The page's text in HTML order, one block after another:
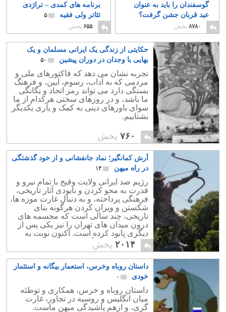
گوسفندان را باید به عنوان
عید قربان جشن گرفت؟
۵۰
۸۷۸۰ پخش
برنامه های کمدی – تراژدی
تئاتر ولی فقیه
۵
۶۵۵ پخش
حکایتی از زندگی یک ایرانی مسلمان و یک
بهایی با وجدان در دوران پیشین
۵۰
تجربه نشان می دهد که فاکتورهای ملی و
مردمی که به آداب، رسوم، آیین، و فرهنگ
بستگی دارد می تواند رمز اتحاد و یگانگی
ما باشد، و در روزهای سختی هرکدام از ما
سوای باورهای دینی به کمک و یاری یکدیگر
بشتابیم.
۷۶۰ پخش
آرش کمانگیر؛ نماد جانفشانی و از خود گذشتگی
در راه میهن
۱۴
رژیم ضد ایرانی ولایت وقیح با تمام نیرو و
قدرت به محو کردن و نابودی آثار تاریخی،
فرهنگی پرداخته، و به دنبال غارت موزه ها،
شکستن و ویران کردن هرگونه بنای
تاریخی، چند سالی است که مجسمه های
درون میدان های تهران را نیز یکی پس از
دیگری نابود کرده است. اکنون نوبت به
تندیس آرش کمانگیر در میدان ساری
رسید.
۲۰۱۴ پخش
داستان روباه وخرس، استعمار بیگانه و استثمار
خودی
۰
داستان روباه و خرس، همکاری و توطئه
میان انگلیس و روسیه در تجاوز، غارت
گری، و ازهم پاشیدگی میهن ماست.